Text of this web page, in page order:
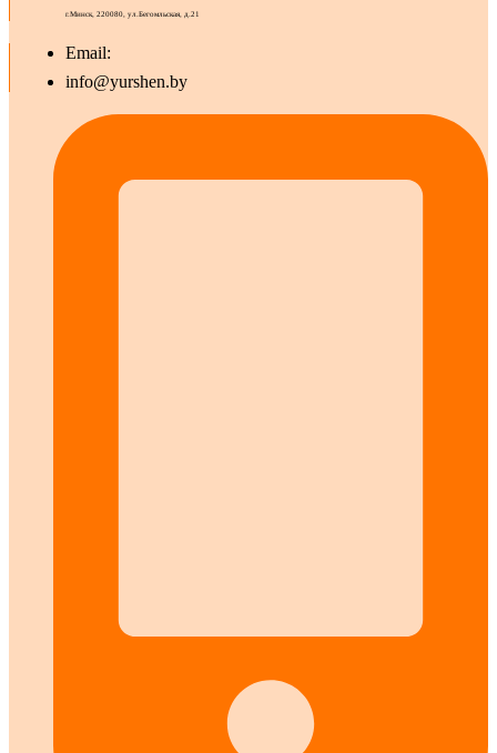
г.Минск, 220080, ул.Бегомльская, д.21
Email:
info@yurshen.by